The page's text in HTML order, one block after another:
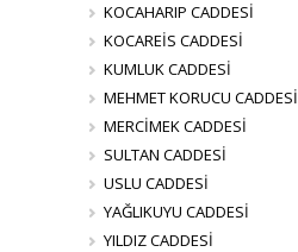
KOCAHARIP CADDESİ
KOCAREİS CADDESİ
KUMLUK CADDESİ
MEHMET KORUCU CADDESİ
MERCİMEK CADDESİ
SULTAN CADDESİ
USLU CADDESİ
YAĞLIKUYU CADDESİ
YILDIZ CADDESİ